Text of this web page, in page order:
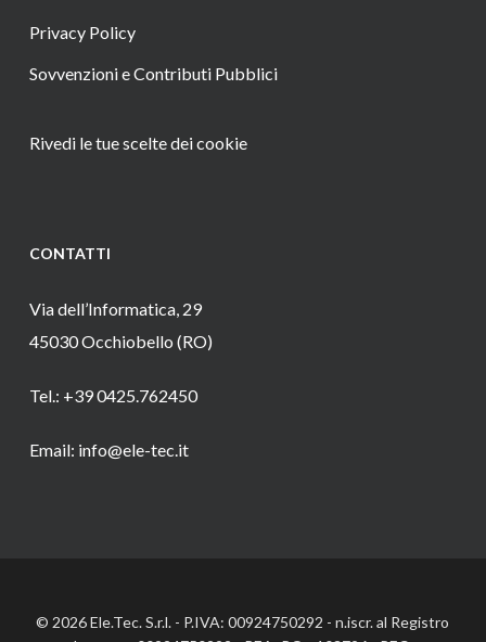
Privacy Policy
Sovvenzioni e Contributi Pubblici
Rivedi le tue scelte dei cookie
CONTATTI
Via dell’Informatica, 29
45030 Occhiobello (RO)
Tel.: +39 0425.762450
Email: info@ele-tec.it
© 2026 Ele.Tec. S.r.l. - P.IVA: 00924750292 - n.iscr. al Registro